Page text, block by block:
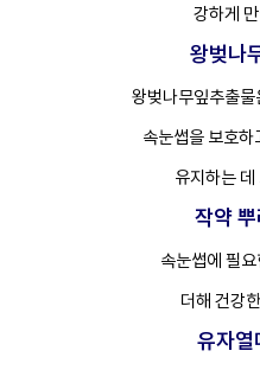
강하게
왕벚나
왕벚나무잎추출
속눈썹을 보호
유지하는 데
작약
속눈썹에 필
더해 건강
유자열